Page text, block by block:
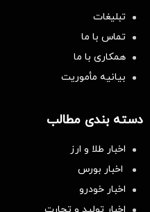
تبلیغات
تماس با ما
همکاری با ما
بیانیه مأموریت
دسته بندی مطالب
اخبار طلا و ارز
اخبار بورس
اخبار خودرو